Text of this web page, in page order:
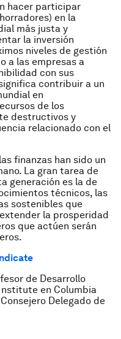
hacer participar
en la
más justa y
la inversión
niveles de gestión
a las empresas a
con sus
contribuir a un
en
de los
destructivos y
relacionado con el
finanzas han sido un
La gran tarea de
generación es la de
técnicos, las
sostenibles que
la prosperidad
que actúen serán
de Desarrollo
en Columbia
Delegado de